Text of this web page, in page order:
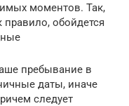
моментов. Так,
обойдется
пребывание в
даты, иначе
следует